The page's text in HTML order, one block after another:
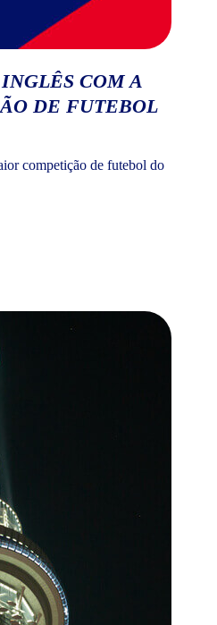
COM A
DE FUTEBOL
competição de futebol do